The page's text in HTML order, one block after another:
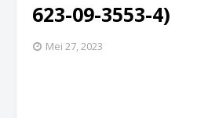
623-09-3553-4)
Mei 27, 2023